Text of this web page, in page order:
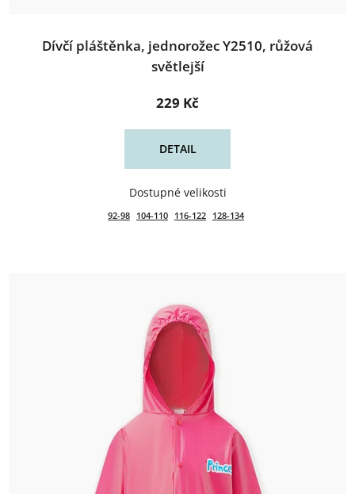
Dívčí pláštěnka, jednorožec Y2510, růžová
světlejší
229 Kč
DETAIL
92-98 104-110 116-122 128-134